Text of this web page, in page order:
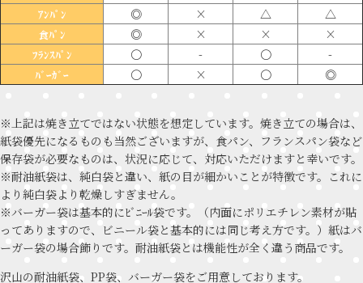
ｱﾝﾊﾟﾝ ◎ × △ △
食ﾊﾟﾝ ◎ × × ×
ﾌﾗﾝｽﾊﾟﾝ 〇 - 〇 -
ﾊﾞｰｶﾞｰ 〇 × 〇 ◎
※上記は焼き立てではない状態を想定しています。焼き立ての場合は、
紙袋優先になるものも当然ございますが、食パン、フランスパン袋など
保存袋が必要なものは、状況に応じて、対応いただけますと幸いです。
※耐油紙袋は、純白袋と違い、紙の目が細かいことが特徴です。これに
より純白袋より乾燥しすぎません。
※バーガー袋は基本的にﾋﾞﾆｰﾙ袋です。（内面にポリエチレン素材が貼
ってありますので、ビニール袋と基本的には同じ考え方です。）紙はバ
ーガー袋の場合飾りです。耐油紙袋とは機能性が全く違う商品です。
沢山の耐油紙袋、PP袋、バーガー袋をご用意しております。